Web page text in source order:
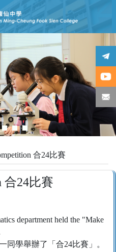
合24比賽
合24比賽
department held the "Make
同學舉辦了「合24比賽」。